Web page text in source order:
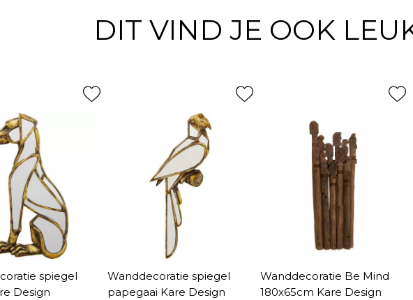
DIT VIND JE OOK
spiegel
Design
Wanddecoratie spiegel
papegaai Kare Design
Wanddecoratie Be Mind
180x65cm Kare Design